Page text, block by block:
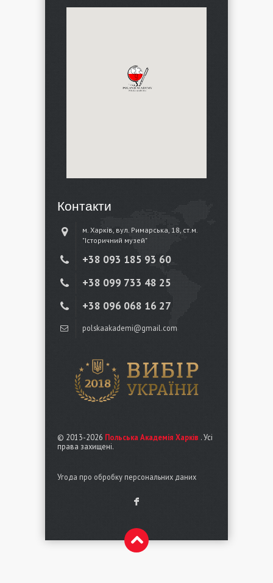
Контакти
м. Харків, вул. Римарська, 18, ст.м.
"Історичний музей"
+38 ‎093 185 93 60
+38 ‎099 733 48 25
+38 096 068 16 27
polskaakademi@gmail.com
© 2013-2026 Польська Академія Харків . Усі
права захищені.
Угода про обробку персональних даних
F